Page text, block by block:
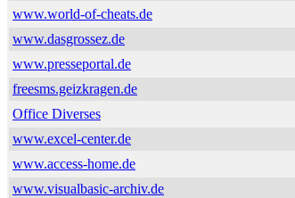
www.world-of-cheats.de
www.dasgrossez.de
www.presseportal.de
freesms.geizkragen.de
Office Diverses
www.excel-center.de
www.access-home.de
www.visualbasic-archiv.de